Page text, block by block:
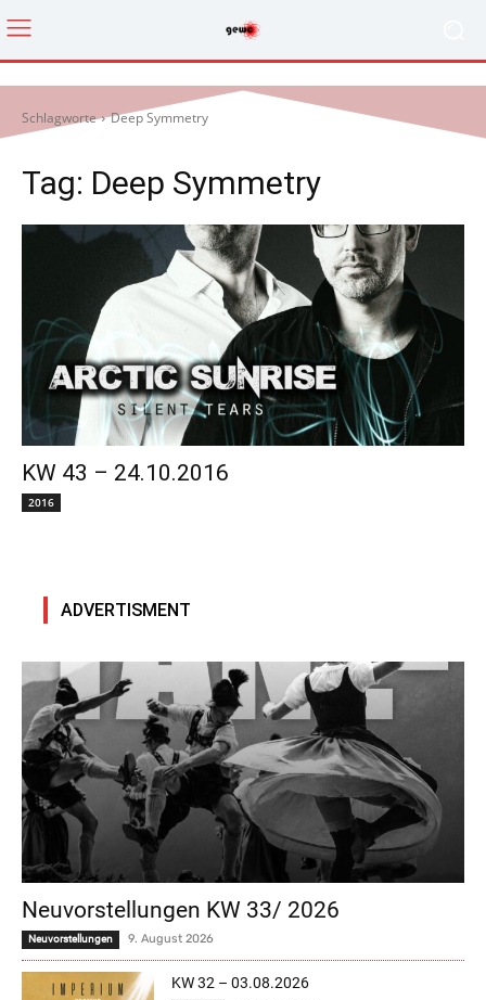
Schlagworte Deep Symmetry
Tag: Deep Symmetry
KW 43 – 24.10.2016
2016
ADVERTISMENT
Neuvorstellungen KW 33/ 2026
Neuvorstellungen 9. August 2026
KW 32 – 03.08.2026